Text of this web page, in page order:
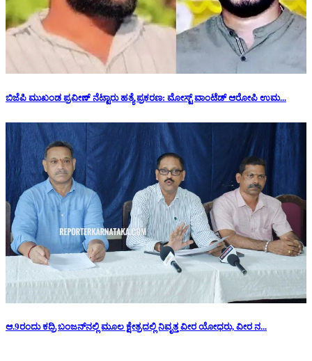
ಬಿಜೆಪಿ ಮುಖಂಡ ಪ್ರವೀಣ್ ನೆಟ್ಟಾರು ಹತ್ಯೆ ಪ್ರಕರಣ: ಮೋಸ್ಟ್ ವಾಂಟೆಡ್ ಆರೋಪಿ ಉಮ...
ಆ.9ರಂದು ಕದ್ರಿ ಬಂಜನ್‌ನಲ್ಲಿ ಮೂಲ ಕ್ಷೇತ್ರದಲ್ಲಿ ನಿವೃತ್ತ ವೀರ ಯೋಧರು, ವೀರ ನ...